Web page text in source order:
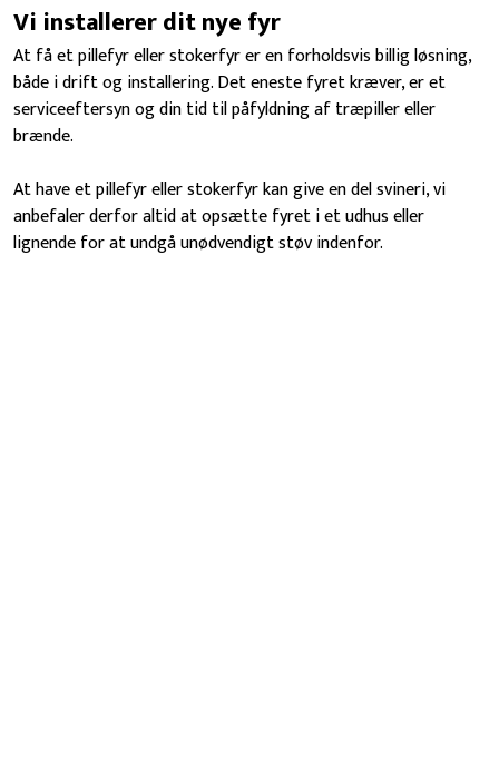
Vi installerer dit nye fyr
At få et pillefyr eller stokerfyr er en forholdsvis billig løsning,
både i drift og installering. Det eneste fyret kræver, er et
serviceeftersyn og din tid til påfyldning af træpiller eller
brænde.
At have et pillefyr eller stokerfyr kan give en del svineri, vi
anbefaler derfor altid at opsætte fyret i et udhus eller
lignende for at undgå unødvendigt støv indenfor.